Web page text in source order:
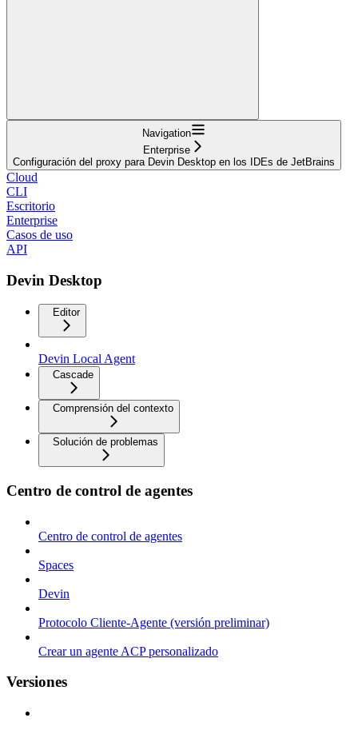
Navigation
Enterprise
Configuración del proxy para Devin Desktop en los IDEs de JetBrains
Cloud
CLI
Escritorio
Enterprise
Casos de uso
API
Devin Desktop
Editor
Devin Local Agent
Cascade
Comprensión del contexto
Solución de problemas
Centro de control de agentes
Centro de control de agentes
Spaces
Devin
Protocolo Cliente-Agente (versión preliminar)
Crear un agente ACP personalizado
Versiones